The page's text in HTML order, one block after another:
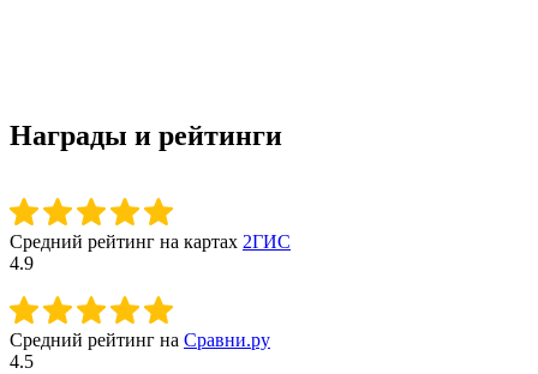
Награды и рейтинги
Средний рейтинг на картах 2ГИС
4.9
Средний рейтинг на Сравни.ру
4.5